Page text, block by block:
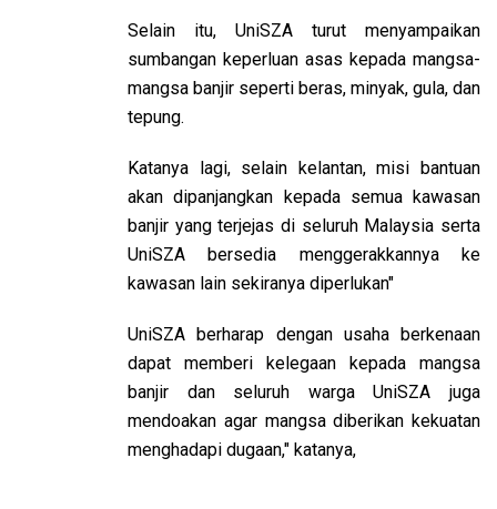
Selain itu, UniSZA turut menyampaikan
sumbangan keperluan asas kepada mangsa-
mangsa banjir seperti beras, minyak, gula, dan
tepung.
Katanya lagi, selain kelantan, misi bantuan
akan dipanjangkan kepada semua kawasan
banjir yang terjejas di seluruh Malaysia serta
UniSZA bersedia menggerakkannya ke
kawasan lain sekiranya diperlukan"
UniSZA berharap dengan usaha berkenaan
dapat memberi kelegaan kepada mangsa
banjir dan seluruh warga UniSZA juga
mendoakan agar mangsa diberikan kekuatan
menghadapi dugaan," katanya,